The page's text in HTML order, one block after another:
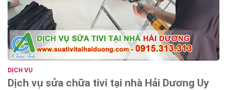
DỊCH VỤ
Dịch vụ sửa chữa tivi tại nhà Hải Dương Uy